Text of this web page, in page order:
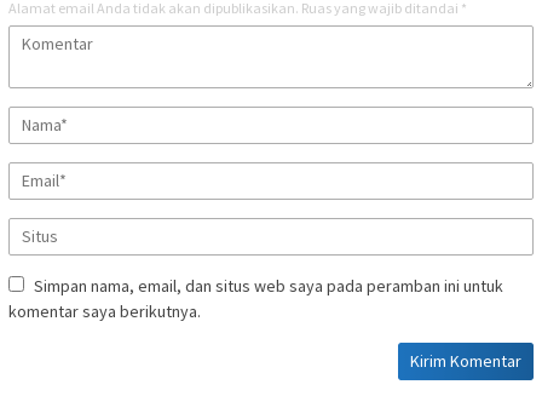
Alamat email Anda tidak akan dipublikasikan. Ruas yang wajib ditandai *
Simpan nama, email, dan situs web saya pada peramban ini untuk
komentar saya berikutnya.